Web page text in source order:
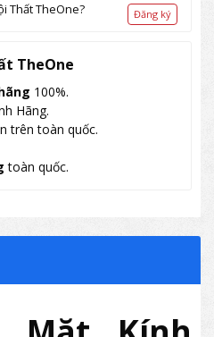
Thất TheOne? Đăng ký
TheOne
100%.
Hãng.
trên toàn quốc.
toàn quốc.